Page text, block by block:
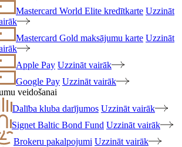
Mastercard World Elite kredītkarte Uzzināt
Mastercard Gold maksājumu karte Uzzināt
Apple Pay Uzzināt vairāk
Google Pay Uzzināt vairāk
veidošanai
Dalība kluba darījumos Uzzināt vairāk
Signet Baltic Bond Fund Uzzināt vairāk
Brokeru pakalpojumi Uzzināt vairāk